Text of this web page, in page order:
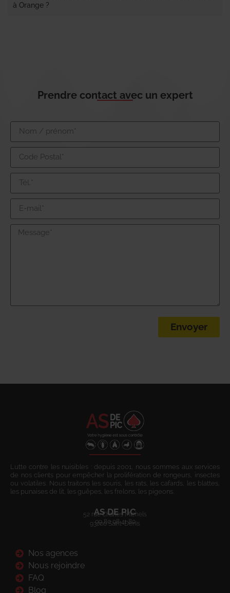
à Orange ?
Prendre contact avec un expert
Envoyer
Lutte contre les nuisibles : depuis 2001, nous sommes aux services
de nos clients pour empêcher la prolifération de rongeurs, insectes
ou volatiles. Nous traitons les souris, les rats, les cafards, les blattes,
les punaises de lit, les guêpes, les frelons, les pigeons.
AS DE PIC
52 rue Charles Michels
93200 Saint-Denis
09 80 08 41 80
Nos agences
Nous rejoindre
FAQ
Blog